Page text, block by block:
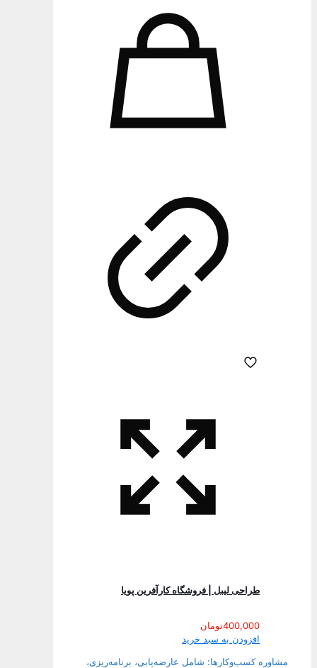
طراحی لیبل | فروشگاه کارآفرین پویا
400,000تومان
افزودن به سبد خرید
مشاوره کسب‌وکارها: شامل عارضه‌یابی، برنامه‌ریزی،